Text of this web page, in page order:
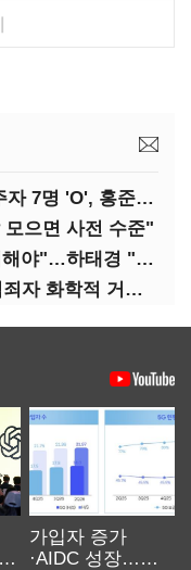
'곽상도 제명'…국민의힘 대선주자 7명 'O', 홍준표 '△'
으면 사전 수준"
(영상)홍준표 "곽상도 자진사퇴해야"…하태경 "한가한 뒷북"
홍준표 '여성 공약'…"흉악 성범죄자 화학적 거세 추진"
가입자 증가
·AIDC 성장…